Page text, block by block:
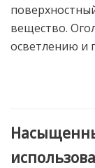
вещество.
осветлению и